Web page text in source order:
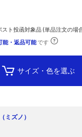
スト投函対象品 (単品注文の場
能・返品可能です
サイズ・色を選ぶ
（ミズノ）